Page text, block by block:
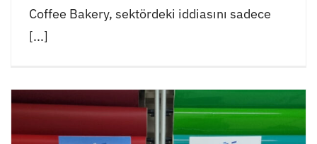
Coffee Bakery, sektördeki iddiasını sadece
[...]